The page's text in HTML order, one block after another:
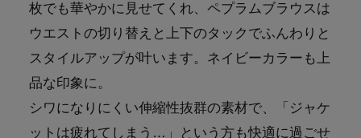
枚でも華やかに見せてくれ、ペプラムブラウスは
ウエストの切り替えと上下のタックでふんわりと
スタイルアップが叶います。ネイビーカラーも上
品な印象に。
シワになりにくい伸縮性抜群の素材で、「ジャケ
ットは疲れてしまう…」という方も快適に過ごせ